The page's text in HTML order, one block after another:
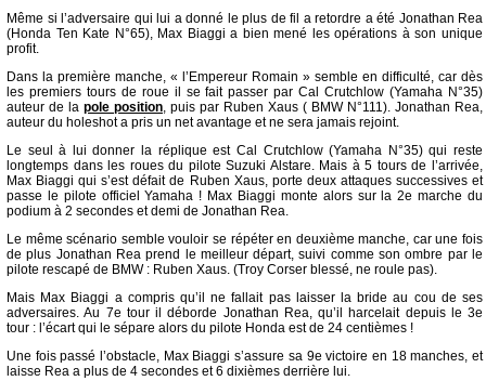
Même si l’adversaire qui lui a donné le plus de fil a retordre a été Jonathan Rea
(Honda Ten Kate N°65), Max Biaggi a bien mené les opérations à son unique
profit.
Dans la première manche, « l’Empereur Romain » semble en difficulté, car dès
les premiers tours de roue il se fait passer par Cal Crutchlow (Yamaha N°35)
auteur de lapole position, puis par Ruben Xaus ( BMW N°111). Jonathan Rea,
auteur du holeshot a pris un net avantage et ne sera jamais rejoint.
Le seul à lui donner la réplique est Cal Crutchlow (Yamaha N°35) qui reste
longtemps dans les roues du pilote Suzuki Alstare. Mais à 5 tours de l’arrivée,
Max Biaggi qui s’est défait de Ruben Xaus, porte deux attaques successives et
passe le pilote officiel Yamaha ! Max Biaggi monte alors sur la 2e marche du
podium à 2 secondes et demi de Jonathan Rea.
Le même scénario semble vouloir se répéter en deuxième manche, car une fois
de plus Jonathan Rea prend le meilleur départ, suivi comme son ombre par le
pilote rescapé de BMW : Ruben Xaus. (Troy Corser blessé, ne roule pas).
Mais Max Biaggi a compris qu’il ne fallait pas laisser la bride au cou de ses
adversaires. Au 7e tour il déborde Jonathan Rea, qu’il harcelait depuis le 3e
tour : l’écart qui le sépare alors du pilote Honda est de 24 centièmes !
Une fois passé l’obstacle, Max Biaggi s’assure sa 9e victoire en 18 manches, et
laisse Rea a plus de 4 secondes et 6 dixièmes derrière lui.